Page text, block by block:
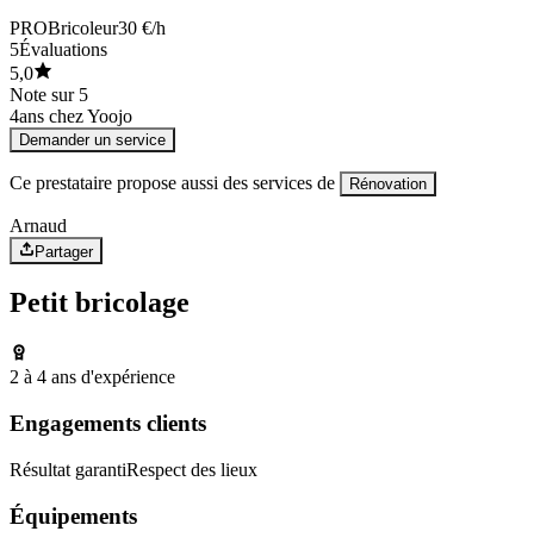
PROBricoleur30 €/h
5Évaluations
5,0
Note sur 5
4ans chez Yoojo
Demander un service
Ce prestataire propose aussi des services de Rénovation
Arnaud
Partager
Petit bricolage
2 à 4 ans d'expérience
Engagements clients
Résultat garantiRespect des lieux
Équipements